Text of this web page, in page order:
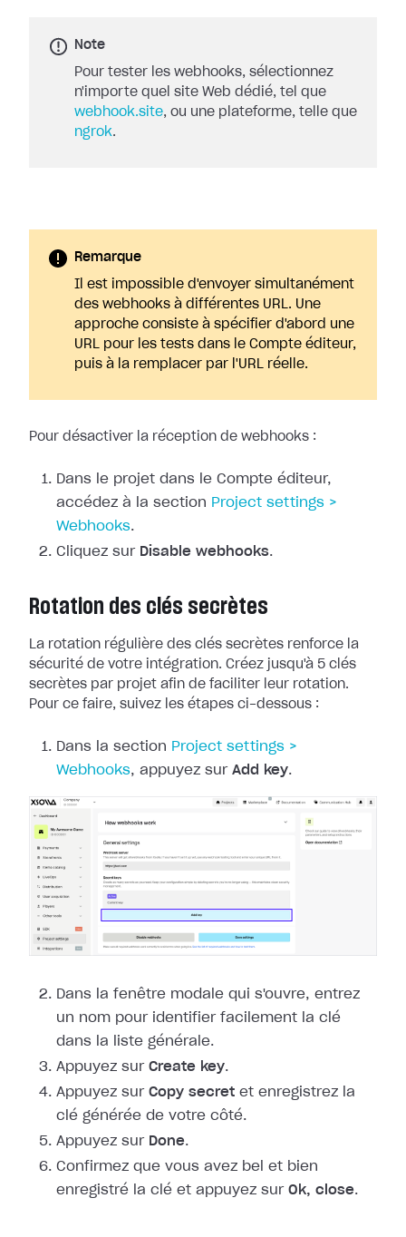
Note
Pour tester les webhooks, sélectionnez
n'importe quel site Web dédié, tel que
webhook.site, ou une plateforme, telle que
ngrok.
Remarque
Il est impossible d'envoyer simultanément
des webhooks à différentes URL. Une
approche consiste à spécifier d'abord une
URL pour les tests dans le Compte éditeur,
puis à la remplacer par l'URL réelle.
Pour désactiver la réception de webhooks :
Dans le projet dans le Compte éditeur,
accédez à la section Project settings >
Webhooks.
Cliquez sur Disable webhooks.
Rotation des clés secrètes
La rotation régulière des clés secrètes renforce la
sécurité de votre
intégration. Créez jusqu'à 5 clés
secrètes par projet afin de faciliter leur rotation.
Pour ce faire, suivez les étapes ci-dessous :
Dans la section Project settings >
Webhooks, appuyez sur Add key.
Dans la fenêtre modale qui s'ouvre, entrez
un nom pour identifier facilement la clé
dans la liste générale.
Appuyez sur Create key.
Appuyez sur Copy secret et enregistrez la
clé générée de votre côté.
Appuyez sur Done.
Confirmez que vous avez bel et bien
enregistré la clé et appuyez sur Ok, close.